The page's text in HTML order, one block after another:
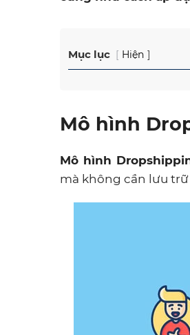
Mục lục Hiện
Mô hình
Mô hình
mà không cần lưu